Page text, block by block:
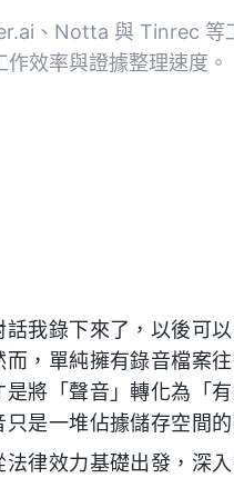
、Notta 與 Tinrec 等
效率與證據整理速度。
話我錄下來了，以後可
而，單純擁有錄音檔案
是將「聲音」轉化為「
只是一堆佔據儲存空間的
法律效力基礎出發，深